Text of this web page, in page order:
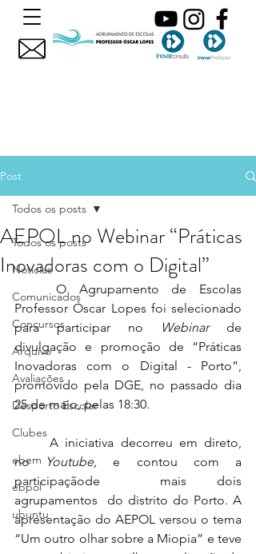
Post
Todos os posts
Noticias
Comunicados
Concursos
Arquivo
Avaliações
Desporto Escolar
Clubes
ebem
ebpol
ubuntu
Todos os posts
AEPOL no Webinar “Práticas
Inovadoras com o Digital”
	O Agrupamento de Escolas
Professor Óscar Lopes foi selecionado
para participar no
Webinar de
divulgação e promoção de “Práticas
Inovadoras com o Digital - Porto”,
promovido pela DGE, no passado dia
25 de maio, pelas 18:30.
	A iniciativa decorreu em direto,
no Youtube, e contou com a
participaçãode
mais dois
agrupamentos
do distrito do Porto. A
apresentação do AEPOL versou o tema
“Um outro olhar sobre a Miopia” e teve